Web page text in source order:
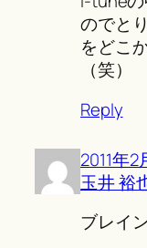
のでと
をどこ
（笑）
Reply
2011年2
玉井 裕
ブレイ